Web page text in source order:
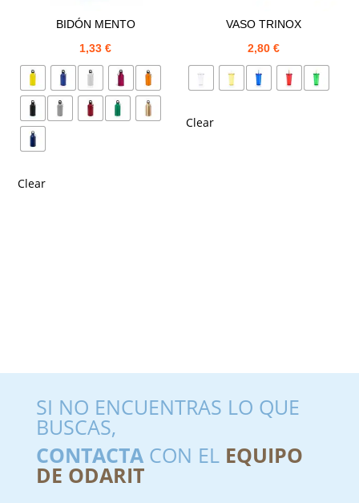
BIDÓN MENTO
1,33€
Clear
VASO TRINOX
2,80 €
Clear
SI NO ENCUENTRAS LO QUE
BUSCAS,
CONTACTACON EL EQUIPO
DE ODARIT